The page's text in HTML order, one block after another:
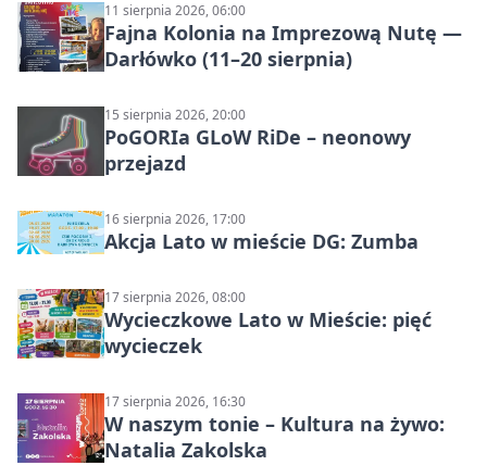
11 sierpnia 2026, 06:00
Fajna Kolonia na Imprezową Nutę —
Darłówko (11–20 sierpnia)
15 sierpnia 2026, 20:00
PoGORIa GLoW RiDe – neonowy
przejazd
16 sierpnia 2026, 17:00
Akcja Lato w mieście DG: Zumba
17 sierpnia 2026, 08:00
Wycieczkowe Lato w Mieście: pięć
wycieczek
17 sierpnia 2026, 16:30
W naszym tonie – Kultura na żywo:
Natalia Zakolska